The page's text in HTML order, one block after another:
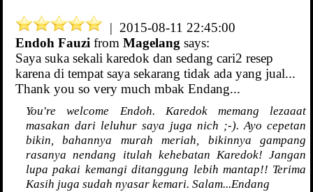
| 2015-08-11 22:45:00
Endoh Fauzi from Magelang says:
Saya suka sekali karedok dan sedang cari2 resep
karena di tempat saya sekarang tidak ada yang jual...
Thank you so very much mbak Endang...
You're welcome Endoh. Karedok memang lezaaat
masakan dari leluhur saya juga nich ;-). Ayo cepetan
bikin, bahannya murah meriah, bikinnya gampang
rasanya nendang itulah kehebatan Karedok! Jangan
lupa pakai kemangi ditanggung lebih mantap!! Terima
Kasih juga sudah nyasar kemari. Salam...Endang